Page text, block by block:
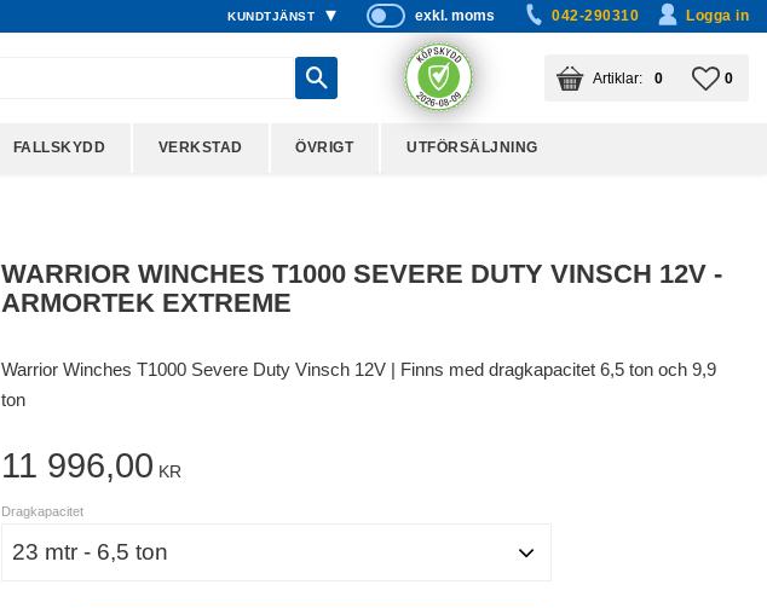
KUNDTJÄNST
P
exkl. moms 042-290310 Logga in
0
KUNDVAGN
ANTAL PRODUKTER:
0
FALLSKYDD VERKSTAD ÖVRIGT UTFÖRSÄLJNING
WARRIOR WINCHES T1000 SEVERE DUTY VINSCH 12V -
ARMORTEK EXTREME
Warrior Winches T1000 Severe Duty Vinsch 12V | Finns med dragkapacitet 6,5 ton och 9,9
ton
11 996,00 KR
Dragkapacitet